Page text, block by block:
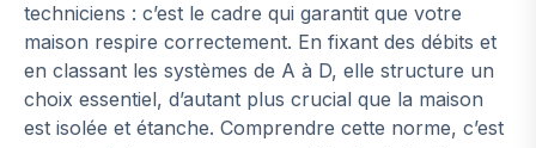
techniciens : c’est le cadre qui garantit que votre
maison respire correctement. En fixant des débits et
en classant les systèmes de A à D, elle structure un
choix essentiel, d’autant plus crucial que la maison
est isolée et étanche. Comprendre cette norme, c’est